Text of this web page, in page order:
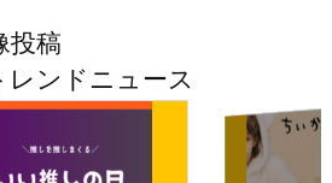
投稿
ンドニュース